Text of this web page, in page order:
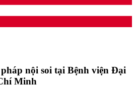
nội soi tại Bệnh viện Đại
Minh